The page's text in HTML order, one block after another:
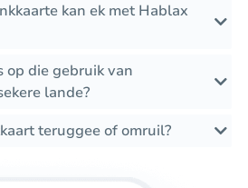
kan ek met Hablax
op die gebruik van
lande?
teruggee of omruil?